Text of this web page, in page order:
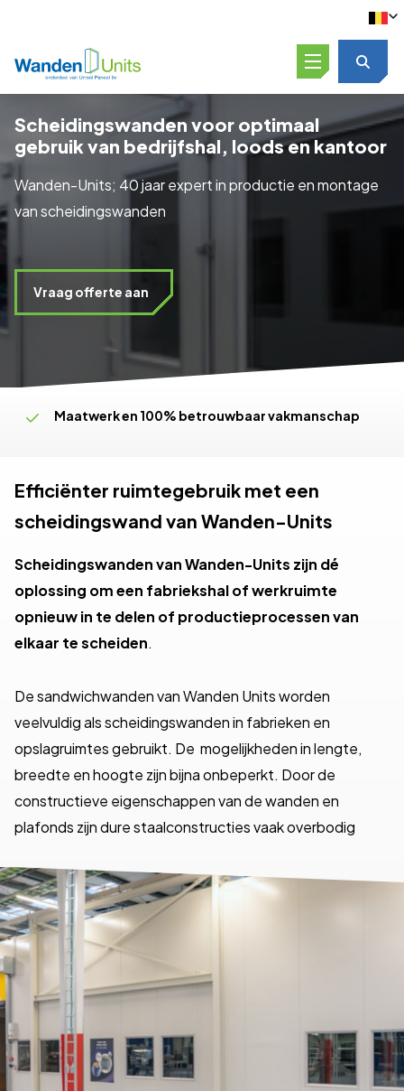
Open menu
Scheidingswanden voor optimaal
gebruik van bedrijfshal, loods en kantoor
Wanden-Units; 40 jaar expert in productie en montage
van scheidingswanden
Vraag offerte aan
Productie, levering én montage
Maatwerk en 100% betrouwbaar vakmanschap
Oplossingsgericht en flexibel schakelen
Efficiënter ruimtegebruik met een
scheidingswand van Wanden-Units
Scheidingswanden van Wanden-Units zijn dé
oplossing om een fabriekshal of werkruimte
opnieuw in te delen of productieprocessen van
elkaar te scheiden.
De sandwichwanden van Wanden Units worden
veelvuldig alsscheidingswandenin fabrieken en
opslagruimtes gebruikt. De mogelijkheden in lengte,
breedte en hoogte zijn bijna onbeperkt. Door de
constructieve eigenschappen van de wanden en
plafonds zijn dure staalconstructies vaak overbodig